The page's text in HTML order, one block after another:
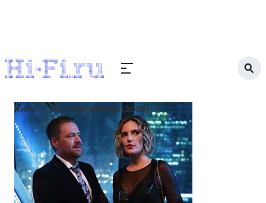
Кино Шоу про любовь (2020)